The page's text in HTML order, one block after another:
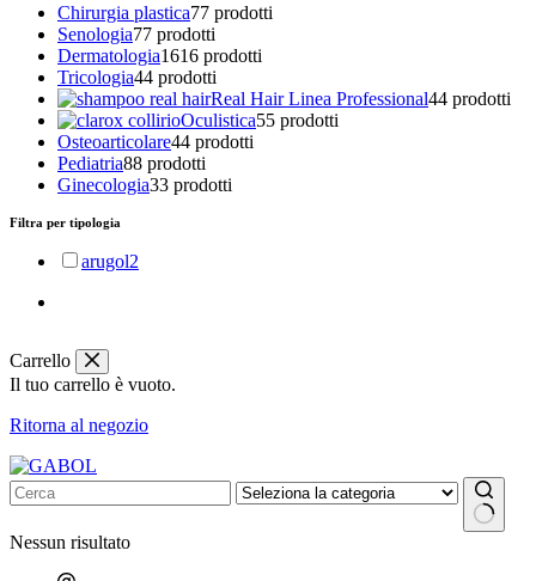
Chirurgia plastica77 prodotti
Senologia77 prodotti
Dermatologia1616 prodotti
Tricologia44 prodotti
Real Hair Linea Professional44 prodotti
Oculistica55 prodotti
Osteoarticolare44 prodotti
Pediatria88 prodotti
Ginecologia33 prodotti
Filtra per tipologia
arugol2
Carrello
Il tuo carrello è vuoto.
Ritorna al negozio
Nessun risultato